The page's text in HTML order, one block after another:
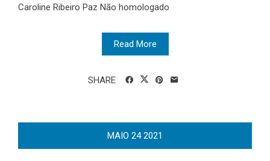
Caroline Ribeiro Paz Não homologado
Read More
SHARE
MAIO 24 2021